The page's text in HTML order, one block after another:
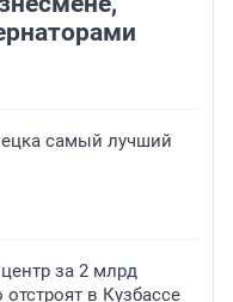
самый лучший
за 2 млрд
в Кузбассе